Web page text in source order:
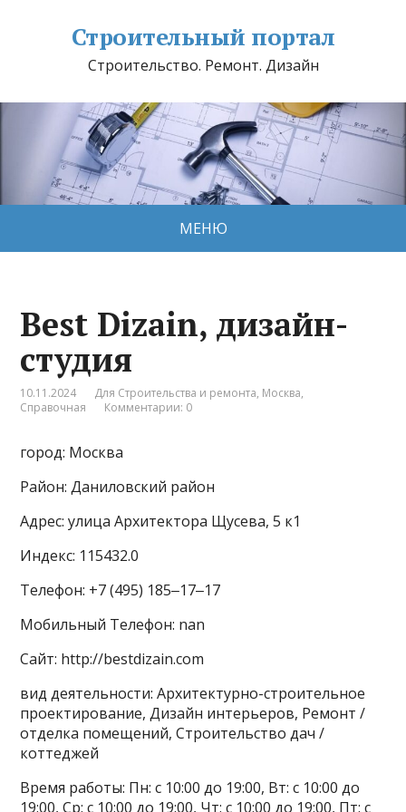
Строительный портал
Строительство. Ремонт. Дизайн
МЕНЮ
Best Dizain, дизайн-
студия
10.11.2024 Для Строительства и ремонта, Москва,
Справочная
Комментарии: 0
город: Москва
Район: Даниловский район
Адрес: улица Архитектора Щусева, 5 к1
Индекс: 115432.0
Телефон: +7 (495) 185‒17‒17
Мобильный Телефон: nan
Сайт: http://bestdizain.com
вид деятельности: Архитектурно-строительное
проектирование, Дизайн интерьеров, Ремонт /
отделка помещений, Строительство дач /
коттеджей
Время работы: Пн: с 10:00 до 19:00, Вт: с 10:00 до
19:00, Ср: с 10:00 до 19:00, Чт: с 10:00 до 19:00, Пт: с